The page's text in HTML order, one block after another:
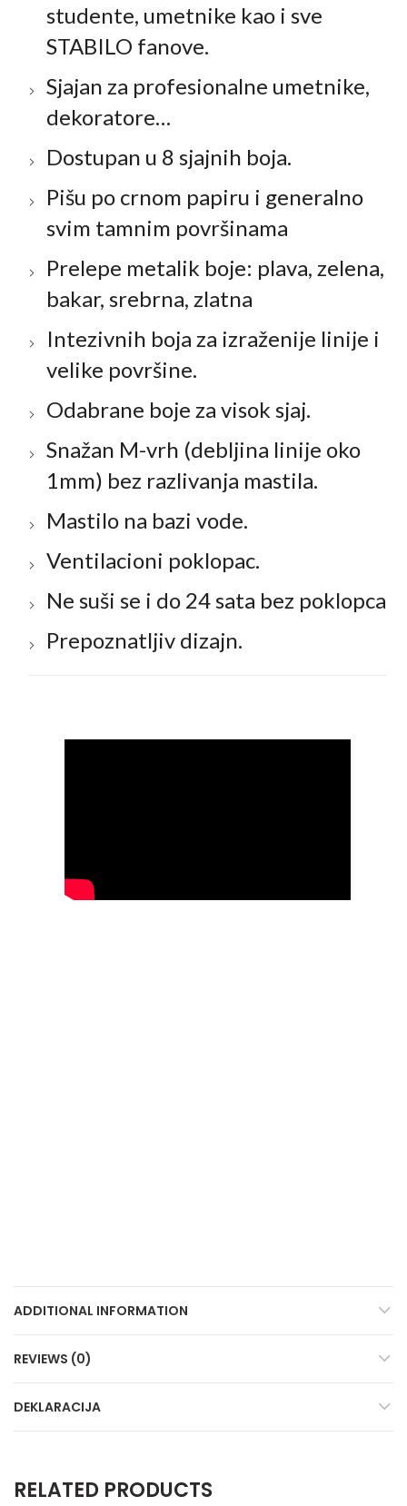
studente, umetnike kao i sve
STABILO fanove.
Sjajan za profesionalne umetnike,
dekoratore…
Dostupan u 8 sjajnih boja.
Pišu po crnom papiru i generalno
svim tamnim površinama
Prelepe metalik boje: plava, zelena,
bakar, srebrna, zlatna
Intezivnih boja za izraženije linije i
velike površine.
Odabrane boje za visok sjaj.
Snažan M-vrh (debljina linije oko
1mm) bez razlivanja mastila.
Mastilo na bazi vode.
Ventilacioni poklopac.
Ne suši se i do 24 sata bez poklopca
Prepoznatljiv dizajn.
ADDITIONAL INFORMATION
REVIEWS (0)
DEKLARACIJA
RELATED PRODUCTS